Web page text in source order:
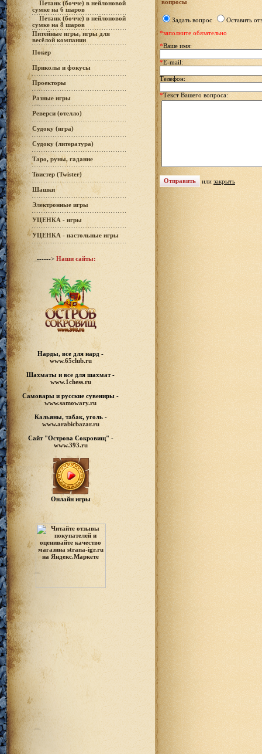
Петанк (бочче) в нейлоновой
сумке на 6 шаров
Петанк (бочче) в нейлоновой
сумке на 8 шаров
Питейные игры, игры для
весёлой компании
Покер
Приколы и фокусы
Проекторы
Разные игры
Реверси (отелло)
Судоку (игра)
Судоку (литература)
Таро, руны, гадание
Твистер (Twister)
Шашки
Электронные игры
УЦЕНКА - игры
УЦЕНКА - настольные игры
------> Наши сайты:
Нарды, все для нард -
www.65club.ru
Шахматы и все для шахмат -
www.1chess.ru
Самовары и русские сувениры -
www.samowary.ru
Кальяны, табак, уголь -
www.arabicbazar.ru
Сайт "Острова Сокровищ" -
www.393.ru
Онлайн игры
вопросы
Задать вопрос
Оставить
*заполните обязательно
*Ваше имя:
*E-mail:
Телефон:
*Текст Вашего вопроса:
или закрыть